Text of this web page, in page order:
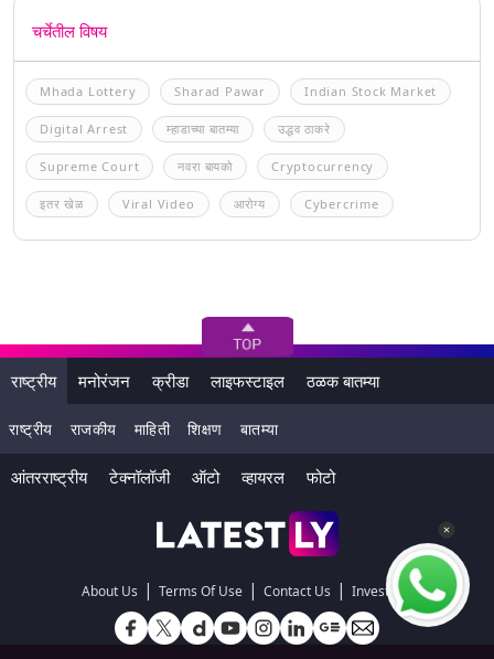
चर्चेतील विषय
Mhada Lottery Sharad Pawar Indian Stock Market
Digital Arrest म्हाडाच्या बातम्या उद्धव ठाकरे
Supreme Court नवरा बायको Cryptocurrency
इतर खेळ Viral Video आरोग्य Cybercrime
राष्ट्रीय मनोरंजन क्रीडा लाइफस्टाइल ठळक बातम्या
राष्ट्रीय राजकीय माहिती शिक्षण बातम्या
आंतरराष्ट्रीय टेक्नॉलॉजी ऑटो व्हायरल फोटो
About Us | Terms Of Use | Contact Us | Investors